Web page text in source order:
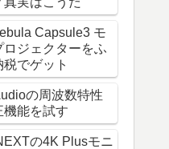
Capsule3 モ
ロジェクターをふ
税でゲット
の周波数特性
機能を試す
の4K Plusモニ